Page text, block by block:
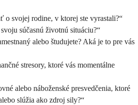
o svojej rodine, v ktorej ste vyrastali?“
súčasnú životnú situáciu?“
alebo študujete? Aká je to pre vás
stresory, ktoré vás momentálne
alebo náboženské presvedčenia, ktoré
slúžia ako zdroj sily?“